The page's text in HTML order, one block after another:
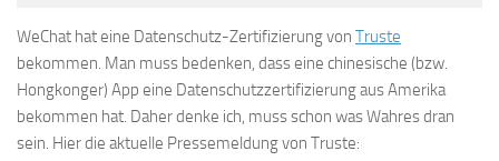
WeChat hat eine Datenschutz-Zertifizierung von Truste
bekommen. Man muss bedenken, dass eine chinesische (bzw.
Hongkonger) App eine Datenschutzzertifizierung aus Amerika
bekommen hat. Daher denke ich, muss schon was Wahres dran
sein. Hier die aktuelle Pressemeldung von Truste: